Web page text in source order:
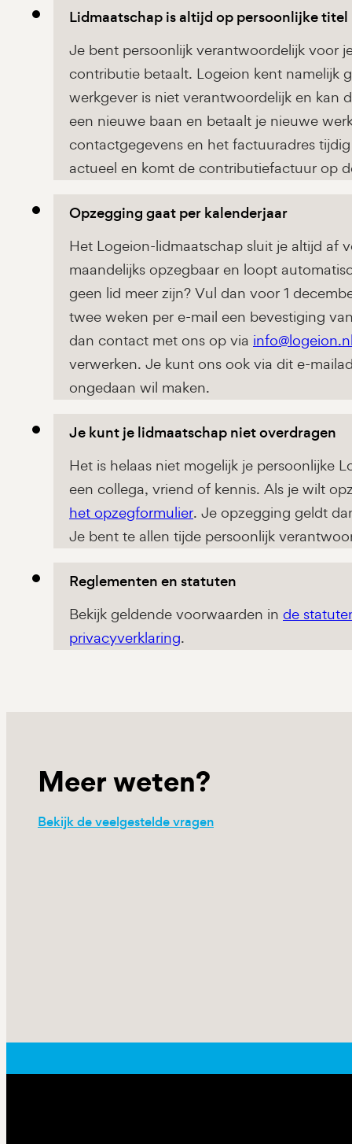
Lidmaatschap is altijd op persoonlijke titel
Je bent persoonlijk verantwoordelijk voor
contributie betaalt. Logeion kent namelijk
werkgever is niet verantwoordelijk en kan
een nieuwe baan en betaalt je nieuwe
contactgegevens en het factuuradres
actueel en komt de contributiefactuur op
Opzegging gaat per kalenderjaar
Het Logeion-lidmaatschap sluit je altijd af
maandelijks opzegbaar en loopt
geen lid meer zijn? Vul dan voor 1
twee weken per e-mail een bevestiging
dan contact met ons op via
verwerken. Je kunt ons ook via dit e-
ongedaan wil maken.
Je kunt je lidmaatschap niet overdragen
Het is helaas niet mogelijk je persoonlijke
een collega, vriend of kennis. Als je wilt
het opzegformulier. Je opzegging geldt
Je bent te allen tijde persoonlijk
Reglementen en statuten
Bekijk geldende voorwaarden in de
privacyverklaring.
Meer weten?
Bekijk de veelgestelde vragen